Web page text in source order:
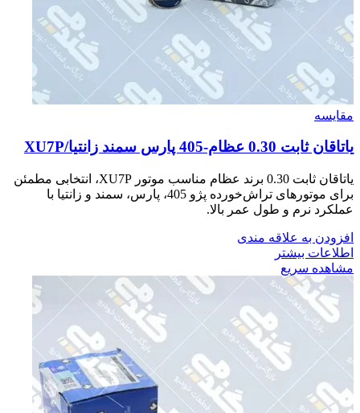
مقایسه
ياتاقان ثابت 0.30 عظام-405 پارس سمند زانتيا/XU7P
یاتاقان ثابت 0.30 برند عظام مناسب موتور XU7P، انتخابی مطمئن
برای موتورهای تراش‌خورده پژو 405، پارس، سمند و زانتیا با
عملکرد نرم و طول عمر بالا.
افزودن به علاقه مندی
اطلاعات بیشتر
مشاهده سریع